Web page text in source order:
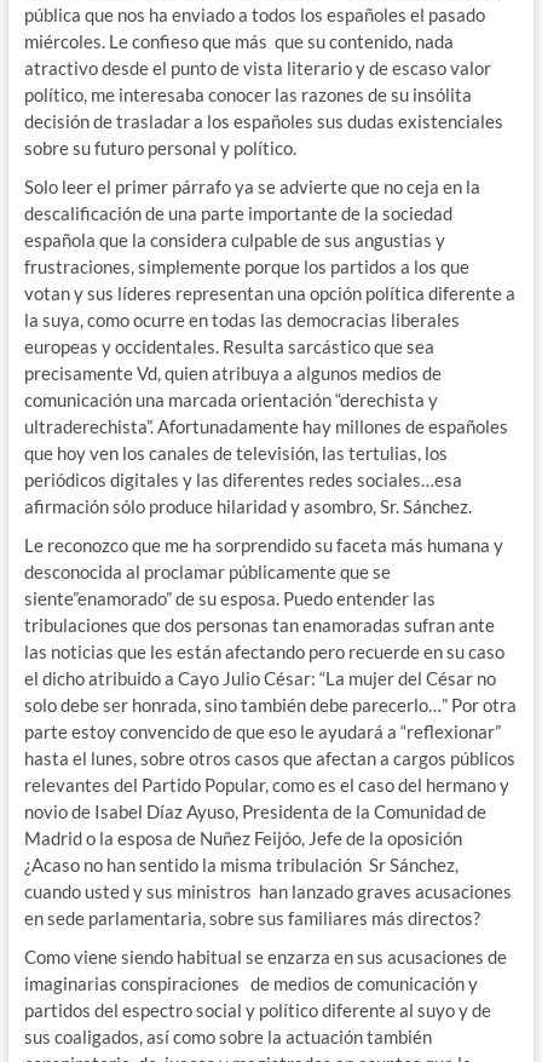
pública que nos ha enviado a todos los españoles el pasado
miércoles. Le confieso que más que su contenido, nada
atractivo desde el punto de vista literario y de escaso valor
político, me interesaba conocer las razones de su insólita
decisión de trasladar a los españoles sus dudas existenciales
sobre su futuro personal y político.
Solo leer el primer párrafo ya se advierte que no ceja en la
descalificación de una parte importante de la sociedad
española que la considera culpable de sus angustias y
frustraciones, simplemente porque los partidos a los que
votan y sus líderes representan una opción política diferente a
la suya, como ocurre en todas las democracias liberales
europeas y occidentales. Resulta sarcástico que sea
precisamente Vd, quien atribuya a algunos medios de
comunicación una marcada orientación “derechista y
ultraderechista”. Afortunadamente hay millones de españoles
que hoy ven los canales de televisión, las tertulias, los
periódicos digitales y las diferentes redes sociales…esa
afirmación sólo produce hilaridad y asombro, Sr. Sánchez.
Le reconozco que me ha sorprendido su faceta más humana y
desconocida al proclamar públicamente que se
siente”enamorado” de su esposa. Puedo entender las
tribulaciones que dos personas tan enamoradas sufran ante
las noticias que les están afectando pero recuerde en su caso
el dicho atribuido a Cayo Julio César: “La mujer del César no
solo debe ser honrada, sino también debe parecerlo…” Por otra
parte estoy convencido de que eso le ayudará a “reflexionar”
hasta el lunes, sobre otros casos que afectan a cargos públicos
relevantes del Partido Popular, como es el caso del hermano y
novio de Isabel Díaz Ayuso, Presidenta de la Comunidad de
Madrid o la esposa de Nuñez Feijóo, Jefe de la oposición
¿Acaso no han sentido la misma tribulación Sr Sánchez,
cuando usted y sus ministros han lanzado graves acusaciones
en sede parlamentaria, sobre sus familiares más directos?
Como viene siendo habitual se enzarza en sus acusaciones de
imaginarias conspiraciones de medios de comunicación y
partidos del espectro social y político diferente al suyo y de
sus coaligados, así como sobre la actuación también